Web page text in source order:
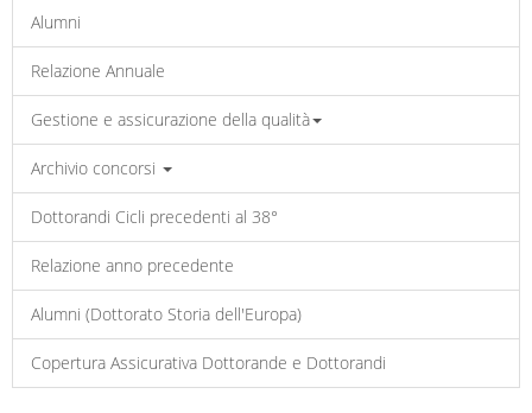
Alumni
Relazione Annuale
Gestione e assicurazione della qualità
Archivio concorsi
Dottorandi Cicli precedenti al 38°
Relazione anno precedente
Alumni (Dottorato Storia dell'Europa)
Copertura Assicurativa Dottorande e Dottorandi